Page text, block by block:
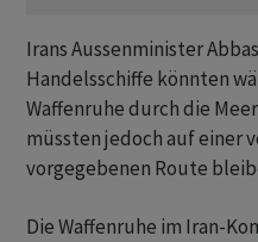
Irans Aussenminister
Handelsschiffe könnten
Waffenruhe durch die
müssten jedoch auf einer
vorgegebenen Route
Die Waffenruhe im Iran-